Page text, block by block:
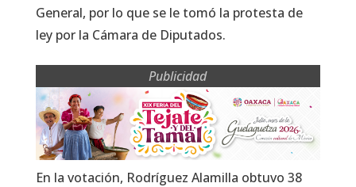
General, por lo que se le tomó la protesta de
ley por la Cámara de Diputados.
Publicidad
En la votación, Rodríguez Alamilla obtuvo 38